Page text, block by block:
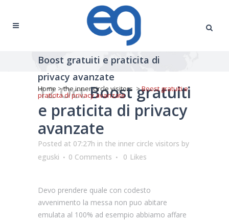
Boost gratuiti e praticita di
privacy avanzate
Home >the inner circle visitors >Boost gratuiti e
praticita di privacy avanzate
12 OctBoost gratuiti
e praticita di privacy
avanzate
Posted at 07:27h in the inner circle visitors by
eguski
0 Comments 0 Likes
Devo prendere quale con codesto
avvenimento la messa non puo abitare
emulata al 100% ad esempio abbiamo affare